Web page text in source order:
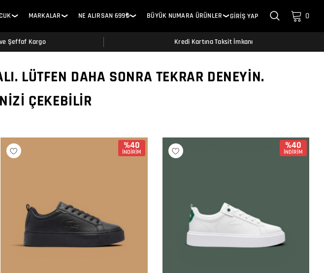
❯ MARKALAR ❯ NE ALIRSAN 699₺❯ BÜYÜK NUMARA ÜRÜNLER ❯GİRİŞ YAP 0
ve Şeffaf Kargo Kredi Kartına Taksit İmkanı
LÜTFEN DAHA SONRA TEKRAR DENEYIN.
ÇEKEBILIR
%40
İNDİRİM
%40
İNDİRİM